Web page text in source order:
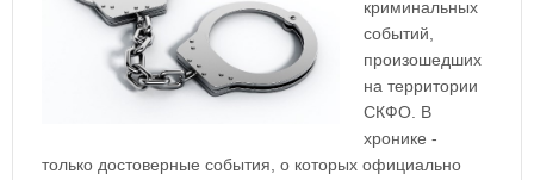
криминальных
событий,
произошедших
на территории
СКФО. В
хронике -
только достоверные события, о которых официально